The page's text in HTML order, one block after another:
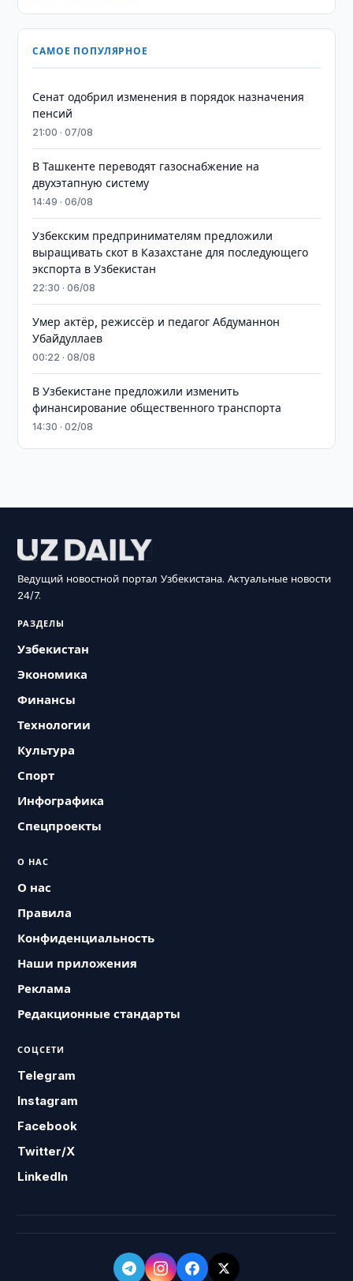
САМОЕ ПОПУЛЯРНОЕ
Сенат одобрил изменения в порядок назначения
пенсий
21:00 · 07/08
В Ташкенте переводят газоснабжение на
двухэтапную систему
14:49 · 06/08
Узбекским предпринимателям предложили
выращивать скот в Казахстане для последующего
экспорта в Узбекистан
22:30 · 06/08
Умер актёр, режиссёр и педагог Абдуманнон
Убайдуллаев
00:22 · 08/08
В Узбекистане предложили изменить
финансирование общественного транспорта
14:30 · 02/08
Ведущий новостной портал Узбекистана. Актуальные новости
24/7.
РАЗДЕЛЫ
Узбекистан
Экономика
Финансы
Технологии
Культура
Спорт
Инфографика
Спецпроекты
О НАС
О нас
Правила
Конфиденциальность
Наши приложения
Реклама
Редакционные стандарты
СОЦСЕТИ
Telegram
Instagram
Facebook
Twitter/X
LinkedIn